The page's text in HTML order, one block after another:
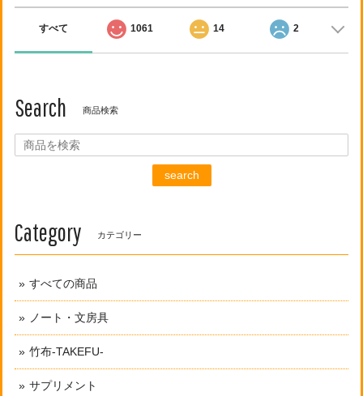
すべて 1061 14 2
Search 商品検索
search
Category カテゴリー
すべての商品
ノート・文房具
竹布-TAKEFU-
サプリメント